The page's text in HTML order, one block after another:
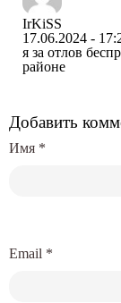
IrKiSS
17.06.2024 -
я за отлов
районе
Добавить
Имя *
Email *